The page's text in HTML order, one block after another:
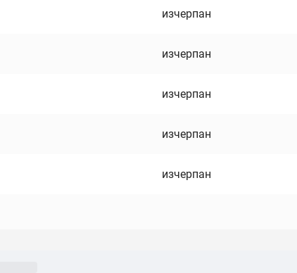
изчерпан
изчерпан
изчерпан
изчерпан
изчерпан